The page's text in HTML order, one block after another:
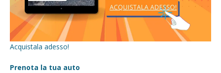
Acquistala adesso!
Prenota la tua auto